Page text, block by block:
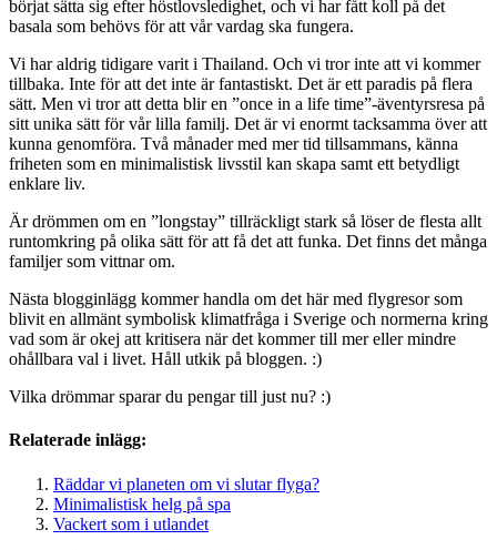
börjat sätta sig efter höstlovsledighet, och vi har fått koll på det
basala som behövs för att vår vardag ska fungera.
Vi har aldrig tidigare varit i Thailand. Och vi tror inte att vi kommer
tillbaka. Inte för att det inte är fantastiskt. Det är ett paradis på flera
sätt. Men vi tror att detta blir en ”once in a life time”-äventyrsresa på
sitt unika sätt för vår lilla familj. Det är vi enormt tacksamma över att
kunna genomföra. Två månader med mer tid tillsammans, känna
friheten som en minimalistisk livsstil kan skapa samt ett betydligt
enklare liv.
Är drömmen om en ”longstay” tillräckligt stark så löser de flesta allt
runtomkring på olika sätt för att få det att funka. Det finns det många
familjer som vittnar om.
Nästa blogginlägg kommer handla om det här med flygresor som
blivit en allmänt symbolisk klimatfråga i Sverige och normerna kring
vad som är okej att kritisera när det kommer till mer eller mindre
ohållbara val i livet. Håll utkik på bloggen. :)
Vilka drömmar sparar du pengar till just nu? :)
Relaterade inlägg:
Räddar vi planeten om vi slutar flyga?
Minimalistisk helg på spa
Vackert som i utlandet